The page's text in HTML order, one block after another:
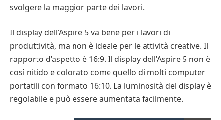
svolgere la maggior parte dei lavori.
Il display dell’Aspire 5 va bene per i lavori di
produttività, ma non è ideale per le attività creative. Il
rapporto d’aspetto è 16:9. Il display dell’Aspire 5 non è
così nitido e colorato come quello di molti computer
portatili con formato 16:10. La luminosità del display è
regolabile e può essere aumentata facilmente.